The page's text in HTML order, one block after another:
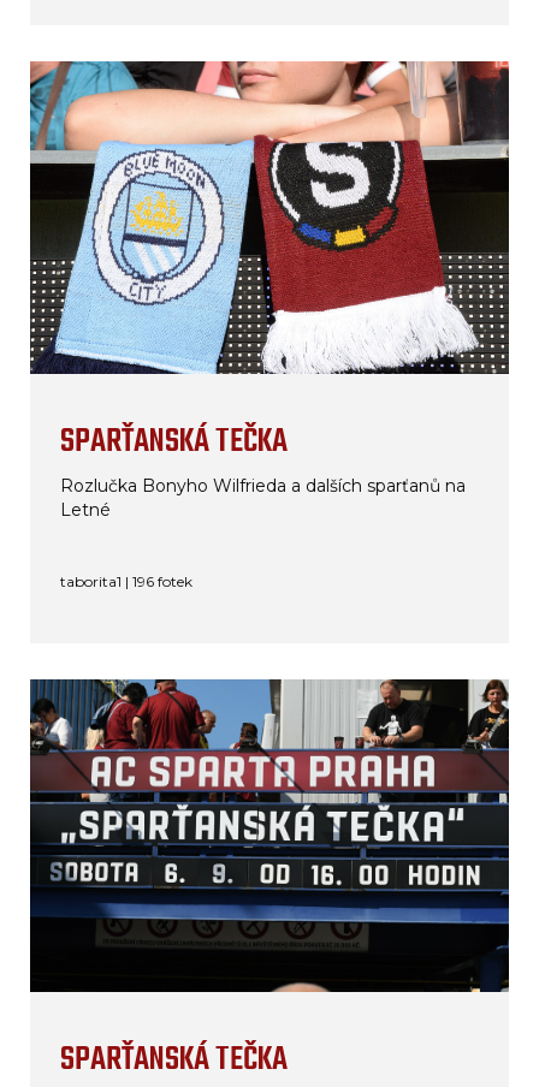
SPARŤANSKÁ TEČKA
Rozlučka Bonyho Wilfrieda a dalších sparťanů na
Letné
taborita1 | 196 fotek
SPARŤANSKÁ TEČKA